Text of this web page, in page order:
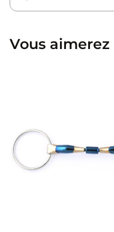
Vous aimerez